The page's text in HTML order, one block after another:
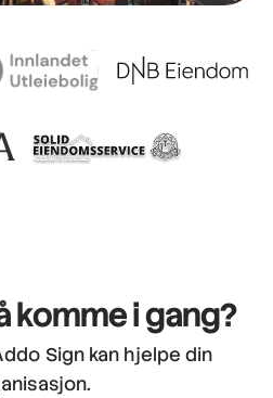
komme i gang?
Sign kan hjelpe din